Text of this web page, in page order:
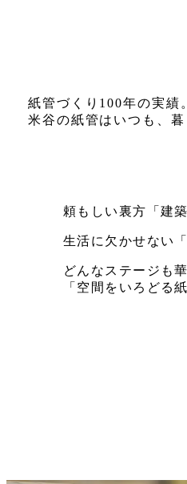
紙管づくり 100年の実績
米谷の紙管は いつも、暮
頼もしい裏方 「建
生活に欠かせない
どんなステージも
「空間をいろどる紙